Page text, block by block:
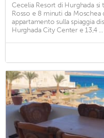
Cecelia Resort di Hurghada
Rosso e 8 minuti da Moschea
appartamento sulla spiaggia
Hurghada City Center e 13,4 ...